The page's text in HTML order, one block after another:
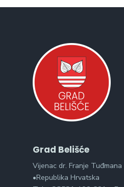
Grad Belišće
Vijenac dr. Franje
•Republika Hrvatska